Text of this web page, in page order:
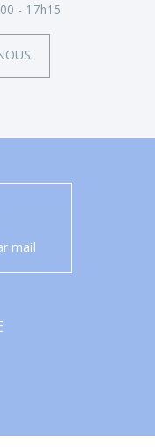
- 17h15
mail